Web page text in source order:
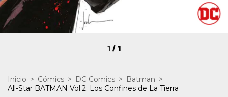
1/1
Inicio > Cómics > DC Comics > Batman >
All-Star BATMAN Vol.2: Los Confines de La Tierra